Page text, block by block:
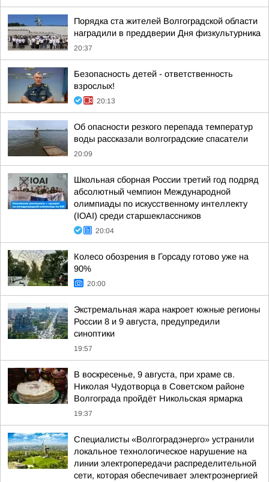
Порядка ста жителей Волгоградской области
наградили в преддверии Дня физкультурника
20:37
Безопасность детей - ответственность
взрослых!
20:13
Об опасности резкого перепада температур
воды рассказали волгоградские спасатели
20:09
Школьная сборная России третий год подряд
абсолютный чемпион Международной
олимпиады по искусственному интеллекту
(IOAI) среди старшеклассников
20:04
Колесо обозрения в Горсаду готово уже на
90%
20:00
Экстремальная жара накроет южные регионы
России 8 и 9 августа, предупредили
синоптики
19:57
В воскресенье, 9 августа, при храме св.
Николая Чудотворца в Советском районе
Волгограда пройдёт Никольская ярмарка
19:37
Специалисты «Волгоградэнерго» устранили
локальное технологическое нарушение на
линии электропередачи распределительной
сети, которая обеспечивает электроэнергией